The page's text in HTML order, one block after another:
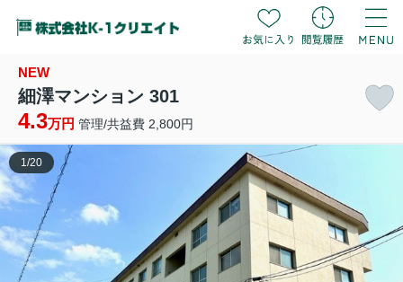
NEW
細澤マンション 301
4.3万円 管理/共益費 2,800円
1 /20